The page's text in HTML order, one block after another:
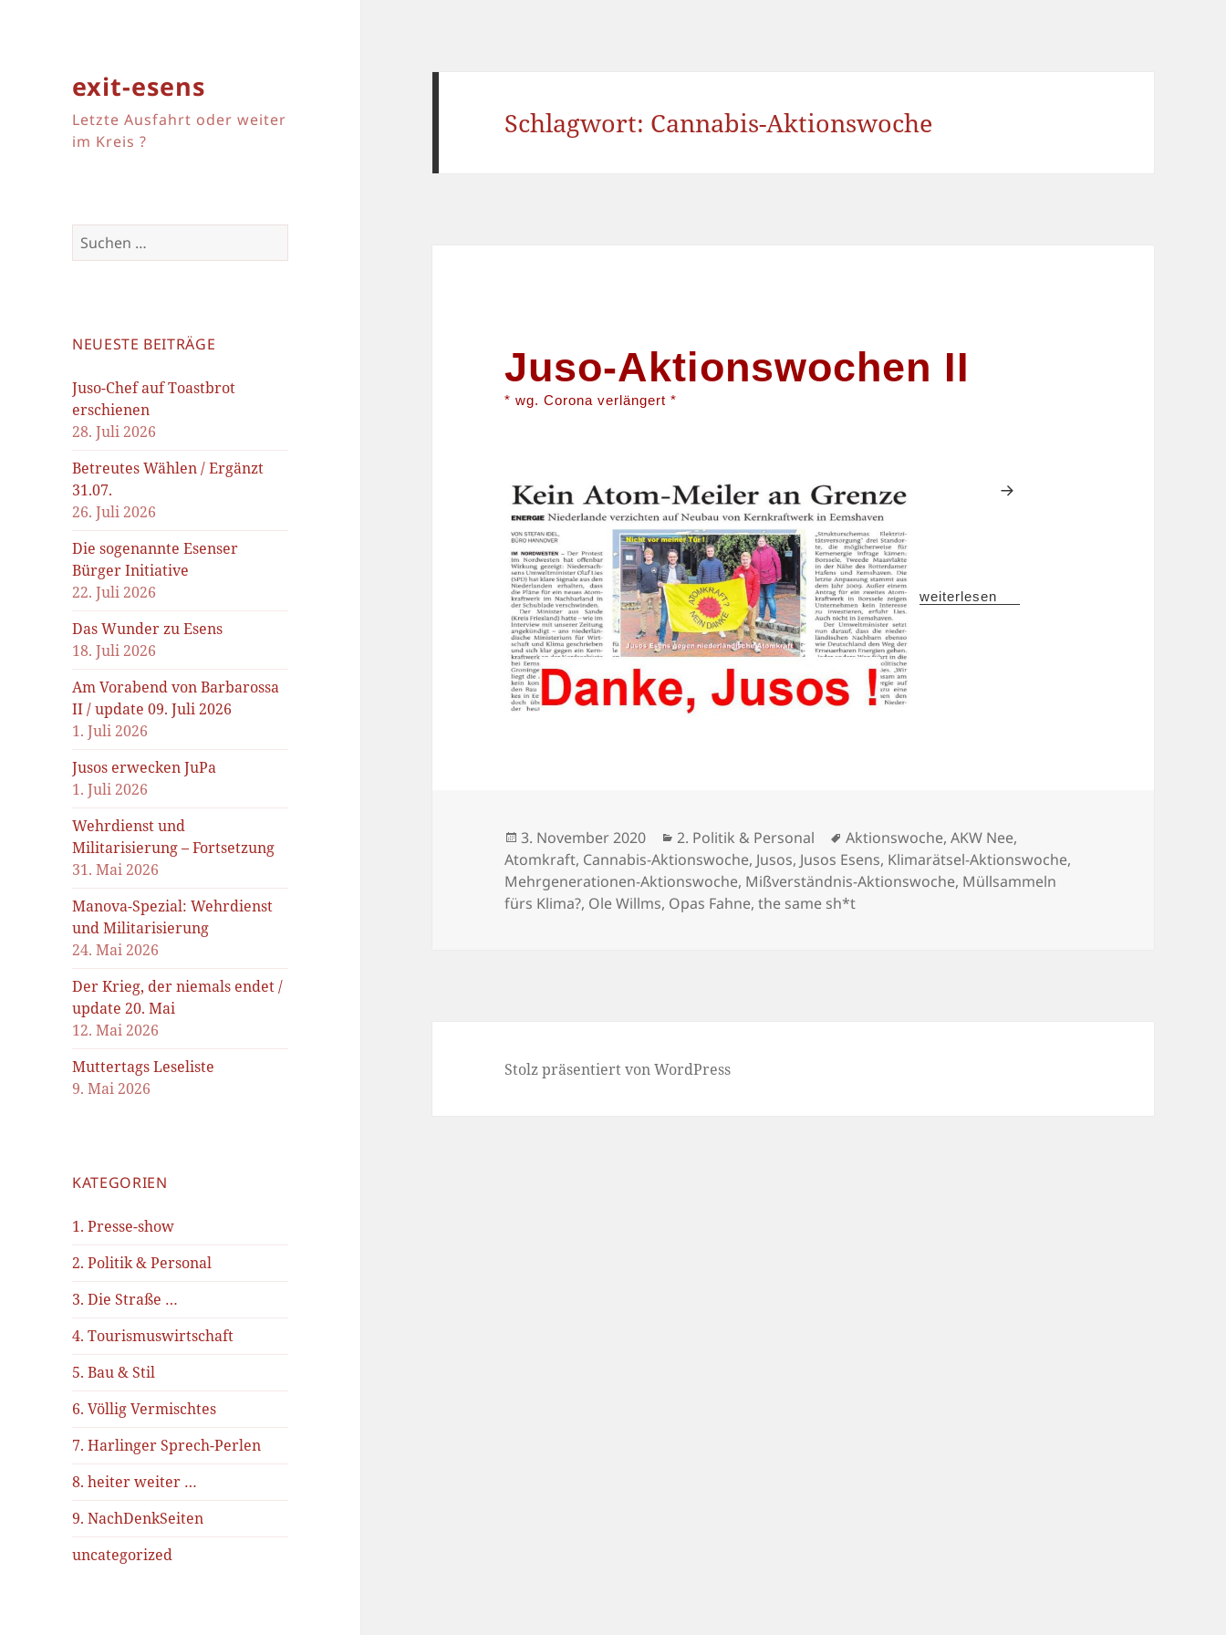
exit-esens
Letzte Ausfahrt oder weiter
im Kreis ?
Suchen
nach:
NEUESTE BEITRÄGE
Juso-Chef auf Toastbrot
erschienen
28. Juli 2026
Betreutes Wählen / Ergänzt
31.07.
26. Juli 2026
Die sogenannte Esenser
Bürger Initiative
22. Juli 2026
Das Wunder zu Esens
18. Juli 2026
Am Vorabend von Barbarossa
II / update 09. Juli 2026
1. Juli 2026
Jusos erwecken JuPa
1. Juli 2026
Wehrdienst und
Militarisierung – Fortsetzung
31. Mai 2026
Manova-Spezial: Wehrdienst
und Militarisierung
24. Mai 2026
Der Krieg, der niemals endet /
update 20. Mai
12. Mai 2026
Muttertags Leseliste
9. Mai 2026
KATEGORIEN
1. Presse-show
2. Politik & Personal
3. Die Straße …
4. Tourismuswirtschaft
5. Bau & Stil
6. Völlig Vermischtes
7. Harlinger Sprech-Perlen
8. heiter weiter …
9. NachDenkSeiten
uncategorized
Schlagwort: Cannabis-Aktionswoche
Juso-Aktionswochen II
* wg. Corona verlängert *
Juso-Aktionswochen verlängert!
weiterlesen
Veröffentlicht
am
3. November 2020 Kategorien
2. Politik & Personal Schlagwörter
Aktionswoche,AKW Nee,
Atomkraft, Cannabis-Aktionswoche, Jusos, Jusos Esens, Klimarätsel-Aktionswoche,
Mehrgenerationen-Aktionswoche, Mißverständnis-Aktionswoche, Müllsammeln
fürs Klima?, Ole Willms, Opas Fahne,the same sh*t
Stolz präsentiert von WordPress